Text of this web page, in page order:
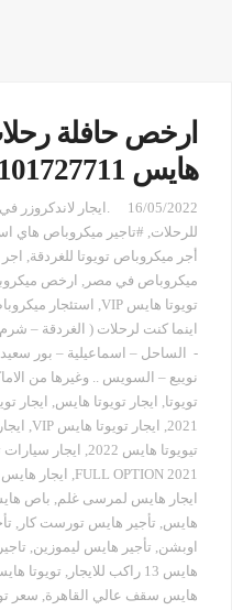
ارخص حافلة
هايس 01101727711
16/05/2022 .ايجار لاندكروزر
للرحلات, #تاجير ميكروباص هاي
أجر ميكروباص تويوتا للغردقة,
ميكروباص في مصر , ارخص
تويوتا هايس VIP
, استئجار
اينما كنت لرحلات ( الغردقة –
- الساحل – اسماعيلية – بور
نويبع – السويس .. وغيرها من
تويوتا, ايجار تويوتا هايس, ايجار
2021
, ايجار تويوتا هايس VIP ,
تيويوتا هايس 2022
, ايجار سيارات
2021 FULL OPTION
, ايجار هايس
ايجار هايس لمرسى غلم, باص
هايس, تأجير هايس تورست كار ,
اوبشن, تأجير هايس ليموزين,
هايس 13 راكب للايجار
, تويوتا هايس 2020 الجيل
هايس سقف عالي القاهرة, سعر